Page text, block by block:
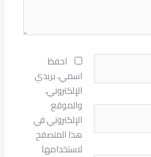
احفظ
اسمي، بريدي
الإلكتروني،
والموقع
الإلكتروني في
هذا المتصفح
لاستخدامها